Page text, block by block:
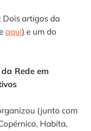
: Dois artigos da
aqui) e um do
Rede em
(junto com
Habita,